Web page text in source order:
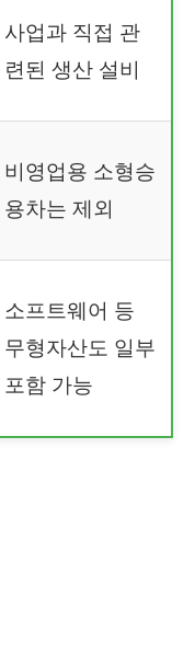
사업과 직접 관
련된 생산 설비
비영업용 소형승
용차는 제외
소프트웨어 등
무형자산도 일부
포함 가능